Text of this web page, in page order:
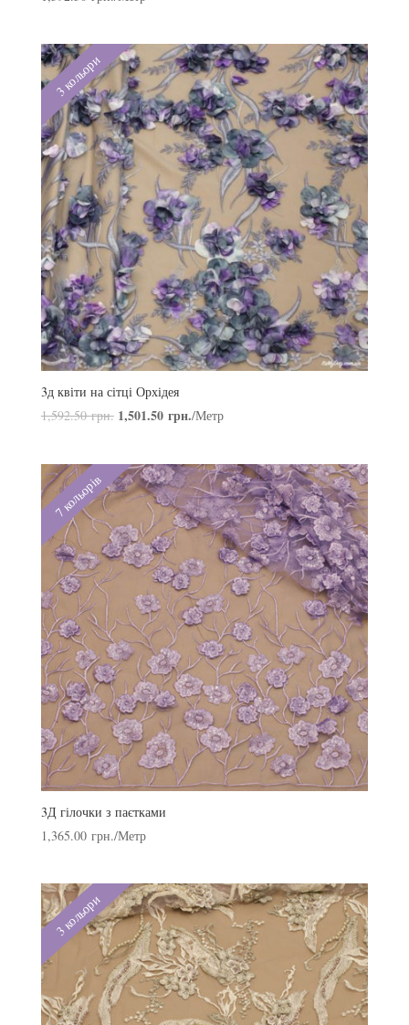
3 кольори
3д квіти на сітці Орхідея
1,592.50грн. 1,501.50 грн./Метр
7 кольорів
3Д гілочки з паєтками
1,365.00 грн./Метр
3 кольори